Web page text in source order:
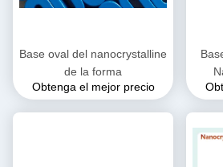
Base oval del nanocrystalline
de la forma
Obtenga el mejor precio